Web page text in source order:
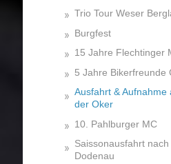
Trio Tour Weser
Burgfest
15 Jahre Flechtinger
5 Jahre Bikerfreunde
Ausfahrt & Aufnahme
der Oker
10. Pahlburger MC
Saissonausfahrt nach
Dodenau